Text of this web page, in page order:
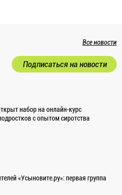
Все новости
Подписаться на новости
набор на онлайн-курс
с опытом сиротства
«Усыновите.ру»: первая группа